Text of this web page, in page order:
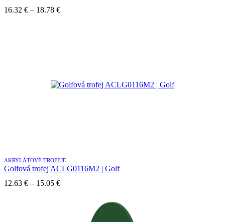
16.32 € – 18.78 €Price
AKRYLÁTOVÉ TROFEJE
Golfová trofej ACLG0116M2 | Golf
12.63 € – 15.05 €Price